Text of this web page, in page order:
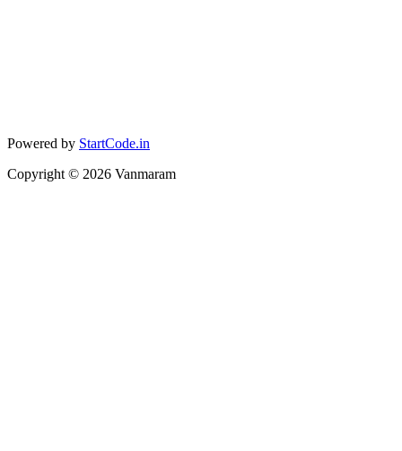
Powered by StartCode.in
Copyright © 2026 Vanmaram